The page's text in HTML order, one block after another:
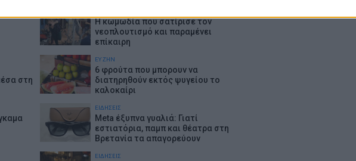
Η κωμωδία που σατίρισε τον
νεοπλουτισμό και παραμένει
επίκαιρη
στη
ΕΥ ΖΗΝ
6 φρούτα που μπορουν να
διατηρηθούν εκτός ψυγείου το
καλοκαίρι
ΕΙΔΗΣΕΙΣ
Meta έξυπνα γυαλιά: Γιατί
εστιατόρια, παμπ και θέατρα στη
Βρετανία τα απαγορεύουν
ΕΙΔΗΣΕΙΣ